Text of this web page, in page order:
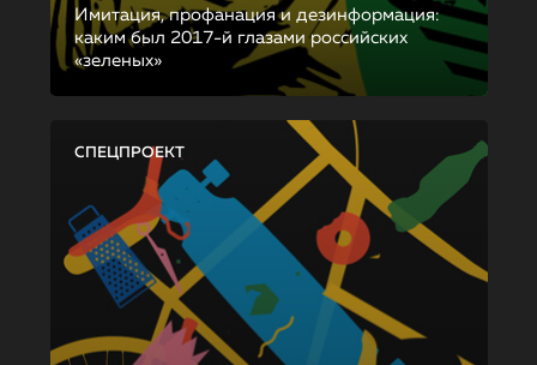
Имитация, профанация и дезинформация:
каким был 2017-й глазами российских
«зеленых»
СПЕЦПРОЕКТ